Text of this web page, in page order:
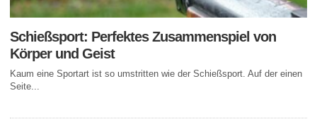
Schießsport: Perfektes Zusammenspiel von
Körper und Geist
Kaum eine Sportart ist so umstritten wie der Schießsport. Auf der einen
Seite...